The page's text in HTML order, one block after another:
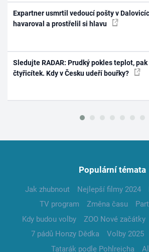
Expartner usmrtil vedoucí pošty v
havaroval a prostřelil si hlavu
Sledujte RADAR: Prudký pokles teplot,
čtyřicítek. Kdy v Česku udeří bouřky?
Populární témata
Jak zhubnout Nejlepší filmy 2024
TV program
Změna času
Kdy budou volby
ZOO Nové začátky
7 pádů Honzy Dědka
Volby 2025
Tatarák podle Pohlreicha